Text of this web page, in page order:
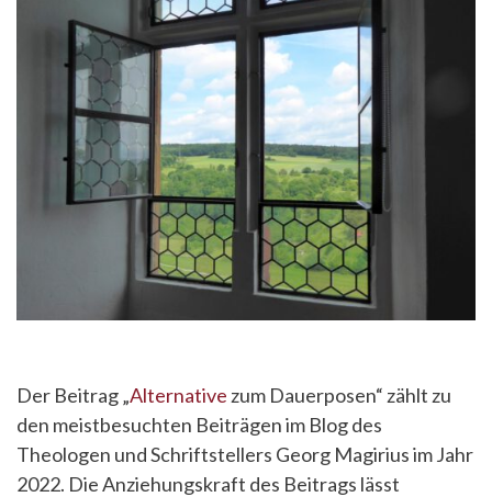
Der Beitrag „Alternative zum Dauerposen“ zählt zu
den meistbesuchten Beiträgen im Blog des
Theologen und Schriftstellers Georg Magirius im Jahr
2022. Die Anziehungskraft des Beitrags lässt